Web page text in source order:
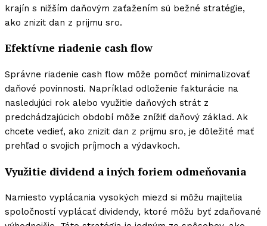
krajín s nižším daňovým zaťažením sú bežné stratégie,
ako znizit dan z prijmu sro.
Efektívne riadenie cash flow
Správne riadenie cash flow môže pomôcť minimalizovať
daňové povinnosti. Napríklad odloženie fakturácie na
nasledujúci rok alebo využitie daňových strát z
predchádzajúcich období môže znížiť daňový základ. Ak
chcete vedieť, ako znizit dan z prijmu sro, je dôležité mať
prehľad o svojich príjmoch a výdavkoch.
Využitie dividend a iných foriem odmeňovania
Namiesto vyplácania vysokých miezd si môžu majitelia
spoločností vyplácať dividendy, ktoré môžu byť zdaňované